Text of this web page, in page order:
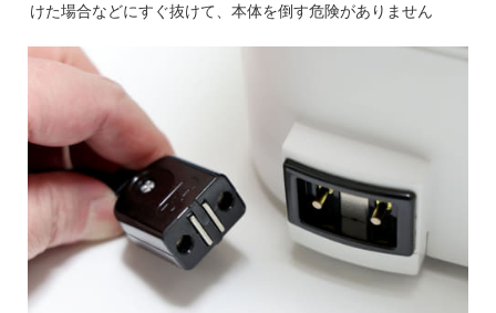
けた場合などにすぐ抜けて、本体を倒す危険がありません